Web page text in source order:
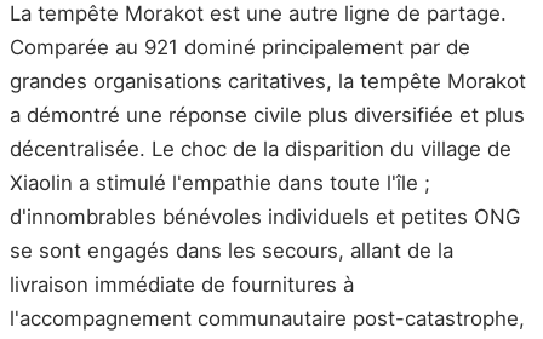
La tempête Morakot est une autre ligne de partage.
Comparée au 921 dominé principalement par de
grandes organisations caritatives, la tempête Morakot
a démontré une réponse civile plus diversifiée et plus
décentralisée. Le choc de la disparition du village de
Xiaolin a stimulé l'empathie dans toute l'île ;
d'innombrables bénévoles individuels et petites ONG
se sont engagés dans les secours, allant de la
livraison immédiate de fournitures à
l'accompagnement communautaire post-catastrophe,